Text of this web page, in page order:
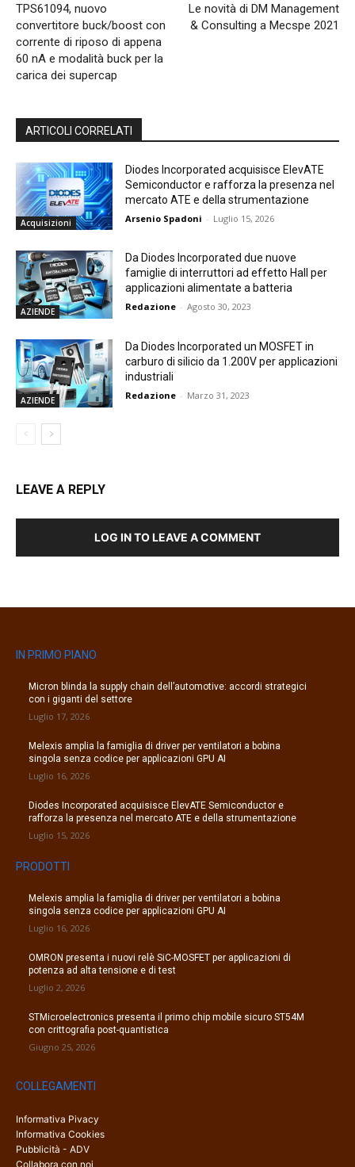
TPS61094, nuovo
convertitore buck/boost con
corrente di riposo di appena
60 nA e modalità buck per la
carica dei supercap
Le novità di DM Management
& Consulting a Mecspe 2021
ARTICOLI CORRELATI
Acquisizioni
Diodes Incorporated acquisisce ElevATE
Semiconductor e rafforza la presenza nel
mercato ATE e della strumentazione
Arsenio Spadoni - Luglio 15, 2026
AZIENDE
Da Diodes Incorporated due nuove
famiglie di interruttori ad effetto Hall per
applicazioni alimentate a batteria
Redazione - Agosto 30, 2023
AZIENDE
Da Diodes Incorporated un MOSFET in
carburo di silicio da 1.200V per applicazioni
industriali
Redazione - Marzo 31, 2023
LEAVE A REPLY
LOG IN TO LEAVE A COMMENT
IN PRIMO PIANO
Micron blinda la supply chain dell’automotive: accordi strategici
con i giganti del settore
Luglio 17, 2026
Melexis amplia la famiglia di driver per ventilatori a bobina
singola senza codice per applicazioni GPU AI
Luglio 16, 2026
Diodes Incorporated acquisisce ElevATE Semiconductor e
rafforza la presenza nel mercato ATE e della strumentazione
Luglio 15, 2026
PRODOTTI
Melexis amplia la famiglia di driver per ventilatori a bobina
singola senza codice per applicazioni GPU AI
Luglio 16, 2026
OMRON presenta i nuovi relè SiC-MOSFET per applicazioni di
potenza ad alta tensione e di test
Luglio 2, 2026
STMicroelectronics presenta il primo chip mobile sicuro ST54M
con crittografia post-quantistica
Giugno 25, 2026
COLLEGAMENTI
Informativa Pivacy
Informativa Cookies
Pubblicità - ADV
Collabora con noi